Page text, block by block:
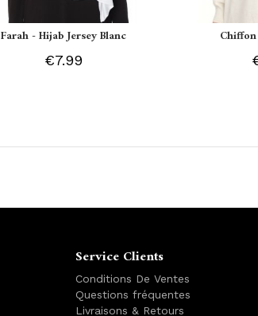
Farah - Hijab Jersey Blanc
€7.99
Service Clients
Conditions De Ventes
Questions fréquentes
Livraisons & Retours